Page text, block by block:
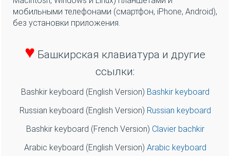
или небольших слов, смешных SMS, грустных
стихов, романтических стихов для начинающих
Башкирская клавиатура - Башкирский
алфавит - Башкирские буквы
Этабашкирская клавиатура- это башкирская
кто хочет выучить башкирский алфавитили